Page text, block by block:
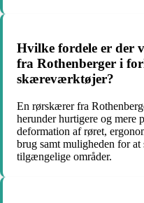
Hvilke fordele er der
fra Rothenberger i
skæreværktøjer?
En rørskærer fra
herunder hurtigere og
deformation af røret,
brug samt muligheden for
tilgængelige områder.